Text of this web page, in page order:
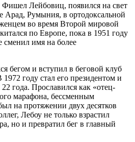
Лейбовиц, появился на свет
Арад, Румыния, в ортодоксальной
во время Второй мировой
по Европе, пока в 1951 году
имя на более
бегом и вступил в беговой клуб
году стал его президентом и
года. Прославился как «отец-
марафона, бессменным
на протяжении двух десятков
Лебоу не только взрастил
но и превратил бег в главный